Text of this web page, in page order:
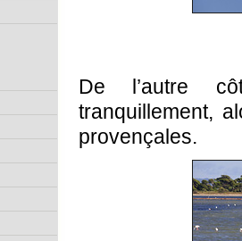
De l’autre
tranquillement,
provençales.